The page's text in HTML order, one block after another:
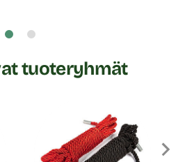
tuoteryhmät